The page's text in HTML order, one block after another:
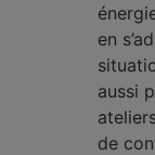
en
aussi
de